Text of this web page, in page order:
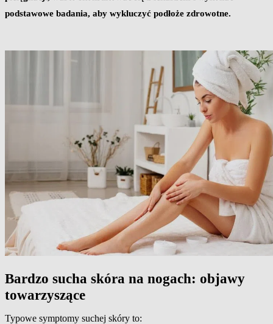
podstawowe badania, aby wykluczyć podłoże zdrowotne.
Bardzo sucha skóra na nogach: objawy
towarzyszące
Typowe symptomy suchej skóry to: